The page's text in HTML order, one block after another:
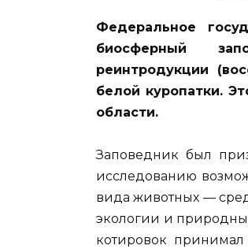
Федеральное
биосферный
реинтродукции
белой куропатки.
области.
Заповедник был
исследованию
вида животных —
экологии и
котировок